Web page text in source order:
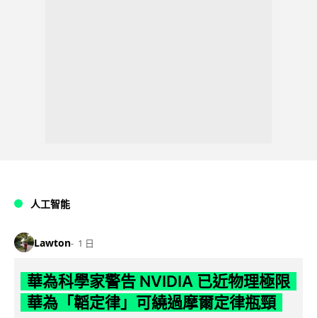
人工智能
Lawton 1 日
華為科學家警告 NVIDIA 已近物理極限
華為「韜定律」可繞過摩爾定律瓶頸